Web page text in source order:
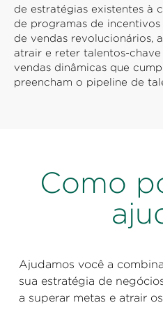
de estratégias existentes à
de programas de
de vendas revolucionários,
atrair e reter talentos-
vendas dinâmicas que
preencham o pipeline de
Como
Ajudamos você a
sua estratégia de
a superar metas e atrair